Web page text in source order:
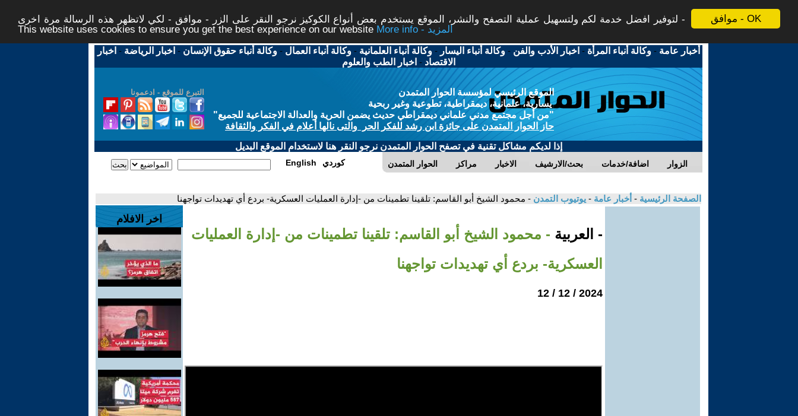
موافق - OK
لتوفير افضل خدمة لكم ولتسهيل عملية التصفح والنشر، الموقع يستخدم بعض أنواع الكوكيز نرجو النقر على الزر - موافق - لكي لاتظهر هذه الرسالة مرة اخرى -
This website uses cookies to ensure you get the best experience on our website
More info - المزيد
أخبار عامة -وكالة أنباء المرأة - اخبار الأدب والفن -وكالة أنباء اليسار -وكالة أنباء العلمانية -وكالة أنباء العمال -وكالة أنباء حقوق الإنسان - اخبار الرياضة - اخبار
الاقتصاد - اخبار الطب والعلوم
التبرع للموقع - ادعمونا
الموقع الرئيسي لمؤسسة الحوار المتمدن
يسارية، علمانية، ديمقراطية، تطوعية وغير ربحية
"من أجل مجتمع مدني علماني ديمقراطي حديث يضمن الحرية والعدالة الاجتماعية للجميع"
حاز الحوار المتمدن على جائزة ابن رشد للفكر الحر والتى نالها أعلام في الفكر والثقافة
إذا لديكم مشاكل تقنية في تصفح الحوار المتمدن نرجو النقر هنا لاستخدام الموقع البديل
الحوار المتمدن مراكز الاخبار بحث/الارشيف اضافة/خدمات الزوار English كوردي
الصفحة الرئيسية - أخبار عامة - يوتيوب التمدن - محمود الشيخ أبو القاسم: تلقينا تطمينات من -إدارة العمليات العسكرية- بردع أي تهديدات تواجهنا
- العربية - محمود الشيخ أبو القاسم: تلقينا تطمينات من -إدارة العمليات
العسكرية- بردع أي تهديدات تواجهنا
2024 / 12 / 12
اخر الافلام